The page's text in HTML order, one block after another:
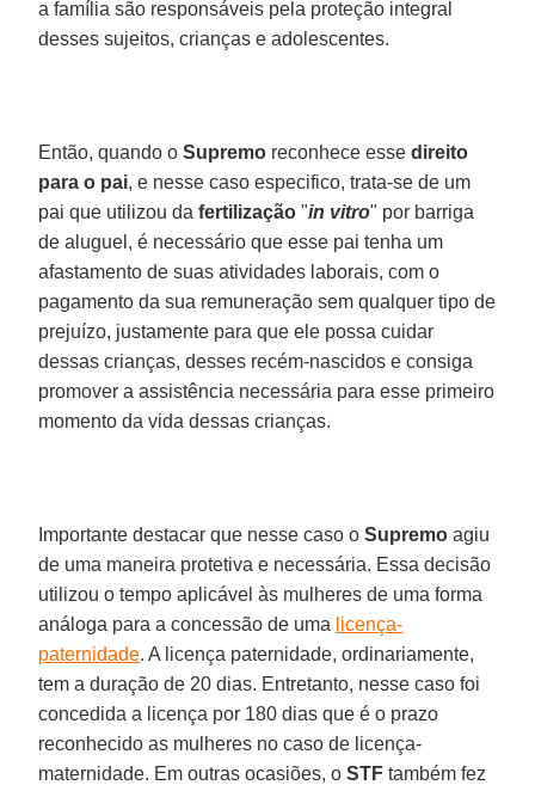
a família são responsáveis pela proteção integral
desses sujeitos, crianças e adolescentes.
Então, quando oSupremo reconhece essedireito
para o pai, e nesse caso especifico, trata-se de um
pai que utilizou dafertilização"in vitro" por barriga
de aluguel, é necessário que esse pai tenha um
afastamento de suas atividades laborais, com o
pagamento da sua remuneração sem qualquer tipo de
prejuízo, justamente para que ele possa cuidar
dessas crianças, desses recém-nascidos e consiga
promover a assistência necessária para esse primeiro
momento da vida dessas crianças.
Importante destacar que nesse caso oSupremo agiu
de uma maneira protetiva e necessária. Essa decisão
utilizou o tempo aplicável às mulheres de uma forma
análoga para a concessão de uma licença-
paternidade. A licença paternidade, ordinariamente,
tem a duração de 20 dias. Entretanto, nesse caso foi
concedida a licença por 180 dias que é o prazo
reconhecido as mulheres no caso de licença-
maternidade. Em outras ocasiões, oSTF também fez